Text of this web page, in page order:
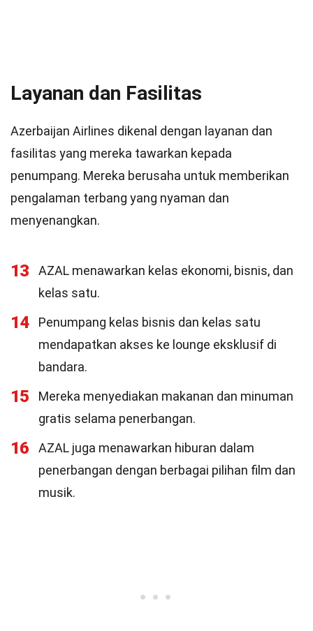
Layanan dan Fasilitas
Azerbaijan Airlines dikenal dengan layanan dan
fasilitas yang mereka tawarkan kepada
penumpang. Mereka berusaha untuk memberikan
pengalaman terbang yang nyaman dan
menyenangkan.
13
AZAL menawarkan kelas ekonomi, bisnis, dan
kelas satu.
14
Penumpang kelas bisnis dan kelas satu
mendapatkan akses ke lounge eksklusif di
bandara.
15
Mereka menyediakan makanan dan minuman
gratis selama penerbangan.
16
AZAL juga menawarkan hiburan dalam
penerbangan dengan berbagai pilihan film dan
musik.